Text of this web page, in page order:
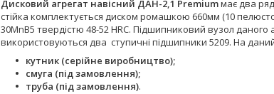
Дисковий агрегат навісний ДАН-2,1 Premiumмає два
стійка комплектується диском ромашкою 660мм (10
30MnB5 твердістю 48-52 HRC. Підшипниковий вузол
використовуються два ступичні підшипники 5209. На
кутник (серійне виробництво);
смуга (під замовлення);
труба (під замовлення).